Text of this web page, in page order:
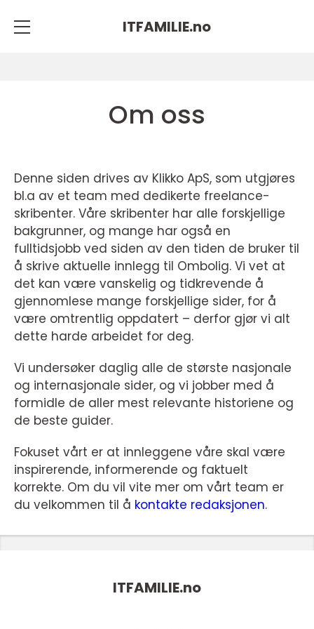
ITFAMILIE.no
Om oss
Denne siden drives av Klikko ApS, som utgjøres
bl.a av et team med dedikerte freelance-
skribenter. Våre skribenter har alle forskjellige
bakgrunner, og mange har også en
fulltidsjobb ved siden av den tiden de bruker til
å skrive aktuelle innlegg til Ombolig. Vi vet at
det kan være vanskelig og tidkrevende å
gjennomlese mange forskjellige sider, for å
være omtrentlig oppdatert – derfor gjør vi alt
dette harde arbeidet for deg.
Vi undersøker daglig alle de største nasjonale
og internasjonale sider, og vi jobber med å
formidle de aller mest relevante historiene og
de beste guider.
Fokuset vårt er at innleggene våre skal være
inspirerende, informerende og faktuelt
korrekte. Om du vil vite mer om vårt team er
du velkommen til å kontakte redaksjonen.
ITFAMILIE.no